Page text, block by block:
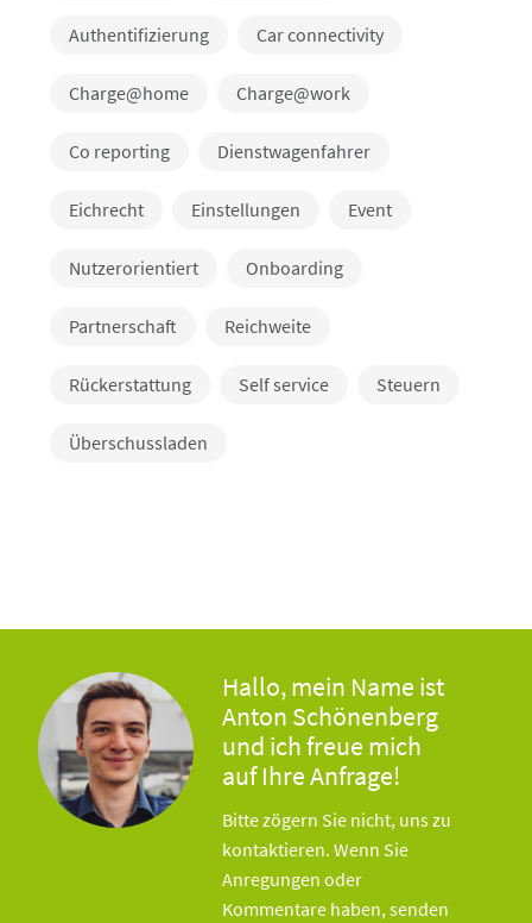
Authentifizierung Car connectivity
Charge@home Charge@work
Co reporting Dienstwagenfahrer
Eichrecht Einstellungen Event
Nutzerorientiert Onboarding
Partnerschaft Reichweite
Rückerstattung Self service Steuern
Überschussladen
Hallo, mein Name ist
Anton Schönenberg
und ich freue mich
auf Ihre Anfrage!
Bitte zögern Sie nicht, uns zu
kontaktieren. Wenn Sie
Anregungen oder
Kommentare haben, senden